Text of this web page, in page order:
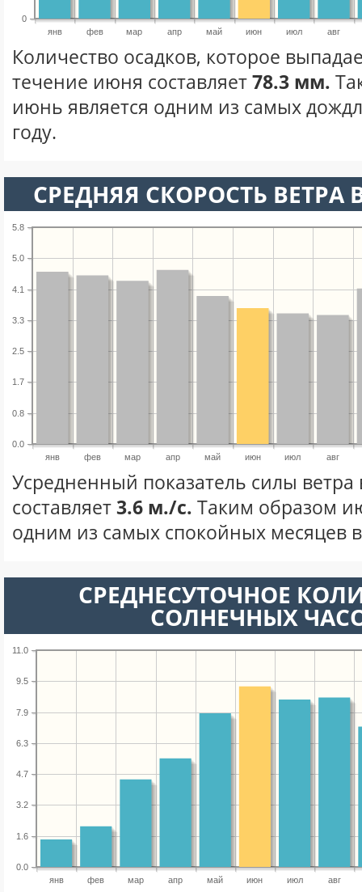
янв фев мар апр май июн июл авг
0
Количество осадков, которое
течение июня составляет78.3 мм.
июнь является одним из самых
году.
СРЕДНЯЯ СКОРОСТЬ
янв фев мар апр май июн июл авг
0.0
0.8
1.7
2.5
3.3
4.1
5.0
5.8
Усредненный показатель силы
составляет3.6 м./с. Таким образом
одним из самых спокойных месяцев
СРЕДНЕСУТОЧНОЕ
СОЛНЕЧНЫХ
янв фев мар апр май июн июл авг
0.0
1.6
3.2
4.7
6.3
7.9
9.5
11.0